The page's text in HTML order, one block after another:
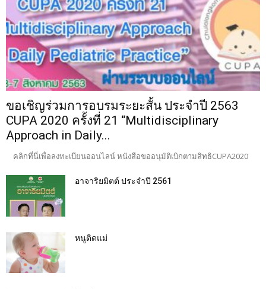
ขอเชิญร่วมการอบรมระยะสั้น ประจำปี 2563
CUPA 2020 ครั้งที่ 21 “Multidisciplinary
Approach in Daily...
คลิกที่นี่เพื่อลงทะเบียนออนไลน์ หนังสือขออนุมัติเบิกตามสิทธิCUPA2020
อาจาริยมิตต์ ประจำปี 2561
หนูติดแม่